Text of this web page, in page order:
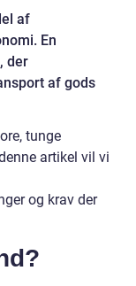
af
En
der
af gods
tunge
artikel vil vi
og krav der